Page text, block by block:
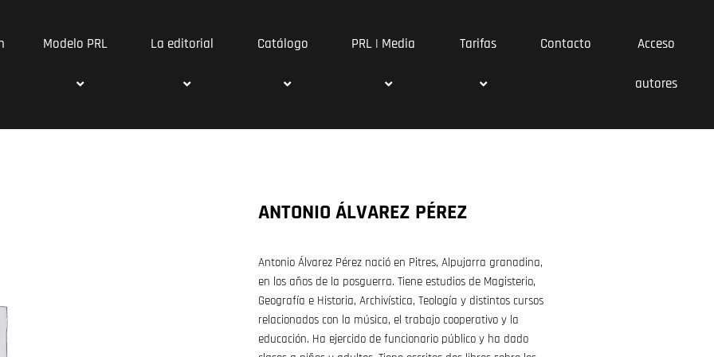
Modelo PRL La editorial Catálogo PRL | Media Tarifas Contacto Acceso
autores
ANTONIO ÁLVAREZ PÉREZ
Antonio Álvarez Pérez nació en Pitres, Alpujarra granadina,
en los años de la posguerra. Tiene estudios de Magisterio,
Geografía e Historia, Archivística, Teología y distintos cursos
relacionados con la música, el trabajo cooperativo y la
educación. Ha ejercido de funcionario público y ha dado